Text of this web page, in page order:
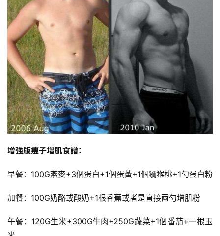
增強版瘦子增肌食譜：
早餐：100G燕麥+3個蛋白+1個蛋黃+1個獼猴桃+1勺蛋白粉
加餐：100G奶酪或酸奶+1根香蕉或者是直接兩勺增肌粉
午餐：120G生米+300G牛肉+250G蔬菜+1個番茄+一根玉